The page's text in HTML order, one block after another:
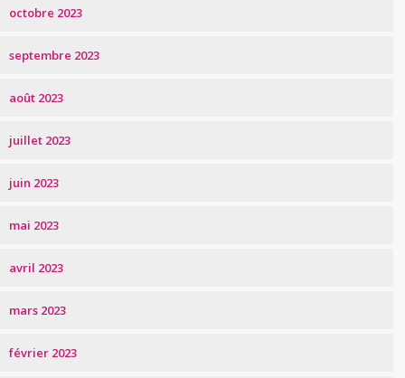
octobre 2023
septembre 2023
août 2023
juillet 2023
juin 2023
mai 2023
avril 2023
mars 2023
février 2023